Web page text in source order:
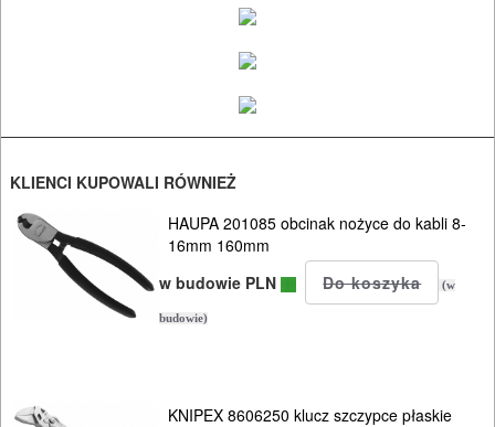
taśmowe
ukosnice
drewna
ukośnice
KLIENCI KUPOWALI RÓWNIEŻ
HAUPA 201085 obcinak nożyce do kabli 8-
16mm 160mm
w budowie PLN
(w
budowie)
KNIPEX 8606250 klucz szczypce płaskie